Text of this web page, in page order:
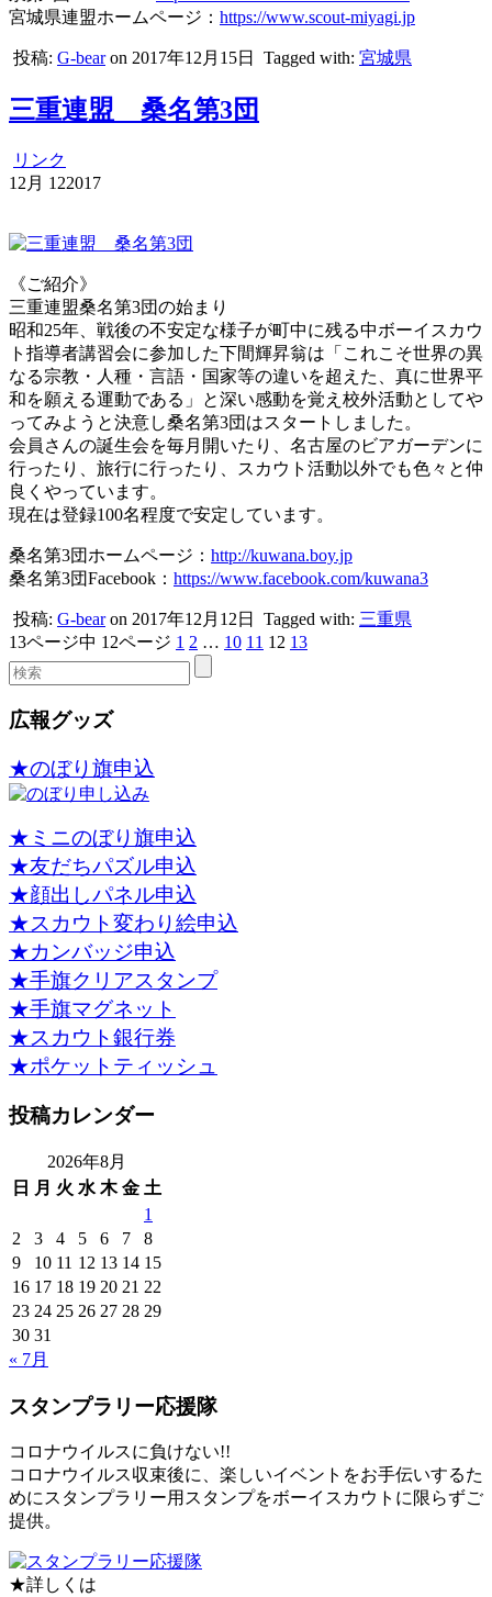
宮城県連盟ホームページ： https://www.scout-miyagi.jp
投稿: G-bearon 2017年12月15日 Tagged with: 宮城県
三重連盟 桑名第3団
リンク
12月 122017
《ご紹介》
三重連盟桑名第3団の始まり
昭和25年、戦後の不安定な様子が町中に残る中ボーイスカウ
ト指導者講習会に参加した下間輝昇翁は「これこそ世界の異
なる宗教・人種・言語・国家等の違いを超えた、真に世界平
和を願える運動である」と深い感動を覚え校外活動としてや
ってみようと決意し桑名第3団はスタートしました。
会員さんの誕生会を毎月開いたり、名古屋のビアガーデンに
行ったり、旅行に行ったり、スカウト活動以外でも色々と仲
良くやっています。
現在は登録100名程度で安定しています。
桑名第3団ホームページ： http://kuwana.boy.jp
桑名第3団Facebook： https://www.facebook.com/kuwana3
投稿: G-bearon 2017年12月12日 Tagged with: 三重県
13ページ中 12ページ 1 2 … 10 11 12 13
広報グッズ
★のぼり旗申込
★ミニのぼり旗申込
★友だちパズル申込
★顔出しパネル申込
★スカウト変わり絵申込
★カンバッジ申込
★手旗クリアスタンプ
★手旗マグネット
★スカウト銀行券
★ポケットティッシュ
投稿カレンダー
2026年8月
日
月 火 水 木 金 土
1
2
3 4 5 6 7
8
9
10 11 12 13 14 15
16 17 18 19 20 21 22
23 24 25 26 27 28 29
30 31
« 7月
スタンプラリー応援隊
コロナウイルスに負けない!!
コロナウイルス収束後に、楽しいイベントをお手伝いするた
めにスタンプラリー用スタンプをボーイスカウトに限らずご
提供。
★詳しくは